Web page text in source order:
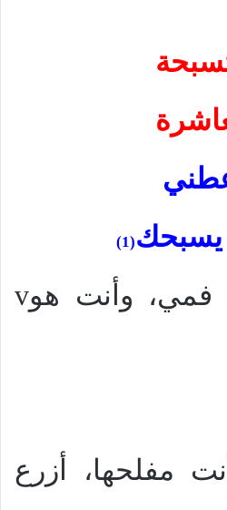
يسبحك(1)
vفمي، وأنت هو
مفلحها، أزرع